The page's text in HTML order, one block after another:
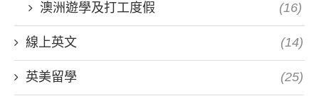
澳洲遊學及打工度假 (16)
線上英文 (14)
英美留學 (25)